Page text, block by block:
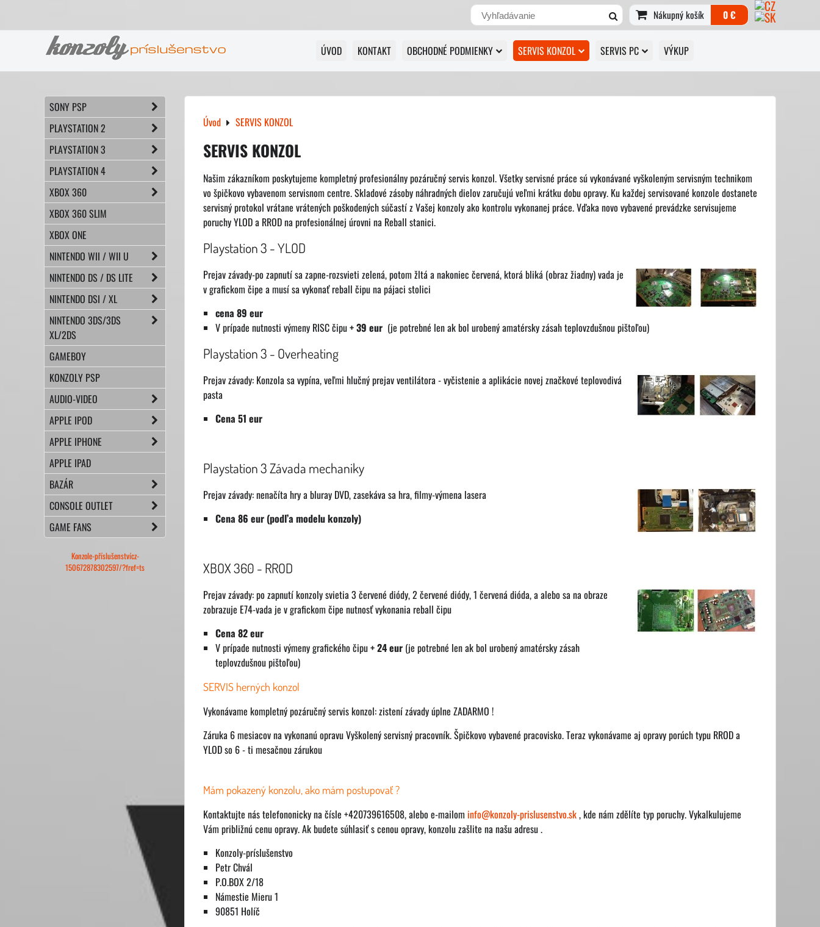
Nákupný košík 0 €
ÚVOD KONTAKT OBCHODNÉ PODMIENKY SERVIS KONZOL SERVIS PC VÝKUP
Úvod SERVIS KONZOL
SERVIS KONZOL
Našim zákazníkom poskytujeme kompletný profesionálny pozáručný servis konzol. Všetky servisné práce sú vykonávané vyškoleným servisným technikom
vo špičkovo vybavenom servisnom centre. Skladové zásoby náhradných dielov zaručujú veľmi krátku dobu opravy. Ku každej servisované konzole dostanete
servisný protokol vrátane vrátených poškodených súčastí z Vašej konzoly ako kontrolu vykonanej práce. Vďaka novo vybavené prevádzke servisujeme
poruchy YLOD a RROD na profesionálnej úrovni na Reball stanici.
Playstation 3 - YLOD
Prejav závady-po zapnutí sa zapne-rozsvieti zelená, potom žltá a nakoniec červená, ktorá bliká (obraz žiadny) vada je
v grafickom čipe a musí sa vykonať reball čipu na pájaci stolici
cena 89 eur
V prípade nutnosti výmeny RISC čipu+ 39 eur (je potrebné len ak bol urobený amatérsky zásah teplovzdušnou pištoľou)
Playstation 3 - Overheating
Prejav závady: Konzola sa vypína, veľmi hlučný prejav ventilátora - vyčistenie a aplikácie novej značkové teplovodivá
pasta
Cena 51 eur
Playstation 3 Závada mechaniky
Prejav závady: nenačíta hry a bluray DVD, zasekáva sa hra, filmy-výmena lasera
Cena 86 eur (podľa modelu konzoly)
XBOX 360 - RROD
Prejav závady: po zapnutí konzoly svietia 3 červené diódy, 2 červené diódy, 1 červená dióda, a alebo sa na obraze
zobrazuje E74-vada je v grafickom čipe nutnosť vykonania reball čipu
Cena 82 eur
V prípade nutnosti výmeny grafického čipu+ 24 eur (je potrebné len ak bol urobený amatérsky zásah
teplovzdušnou pištoľou)
SERVIS herných konzol
Vykonávame kompletný pozáručný servis konzol: zistení závady úplne ZADARMO !
Záruka 6 mesiacov na vykonanú opravu Vyškolený servisný pracovník. Špičkovo vybavené pracovisko. Teraz vykonávame aj opravy porúch typu RROD a
YLOD so 6 - ti mesačnou zárukou
Mám pokazený konzolu, ako mám postupovať ?
Kontaktujte nás telefononicky na čísle +420739616508, alebo e-mailom info@konzoly-prislusenstvo.sk, kde nám zdělíte typ poruchy. Vykalkulujeme
Vám približnú cenu opravy. Ak budete súhlasiť s cenou opravy, konzolu zašlite na našu adresu .
Konzoly-príslušenstvo
Petr Chvál
P.O.BOX 2/18
Námestie Mieru 1
90851 Holíč
SONY PSP
PLAYSTATION 2
PLAYSTATION 3
PLAYSTATION 4
XBOX 360
XBOX 360 SLIM
XBOX ONE
NINTENDO WII / WII U
NINTENDO DS / DS LITE
NINTENDO DSI / XL
NINTENDO 3DS/3DS
XL/2DS
GAMEBOY
KONZOLY PSP
AUDIO-VIDEO
APPLE IPOD
APPLE IPHONE
APPLE IPAD
BAZÁR
CONSOLE OUTLET
GAME FANS
Konzole-příslušenstvícz-
150672878302597/?fref=ts